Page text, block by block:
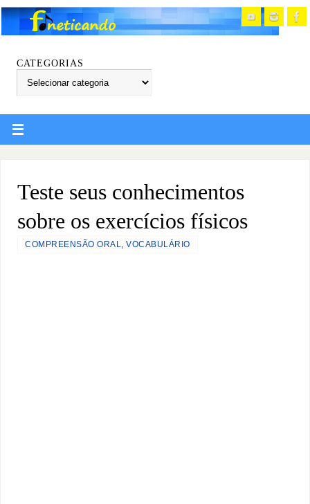
CATEGORIAS
Teste seus conhecimentos
sobre os exercícios físicos
COMPREENSÃO ORAL ,VOCABULÁRIO